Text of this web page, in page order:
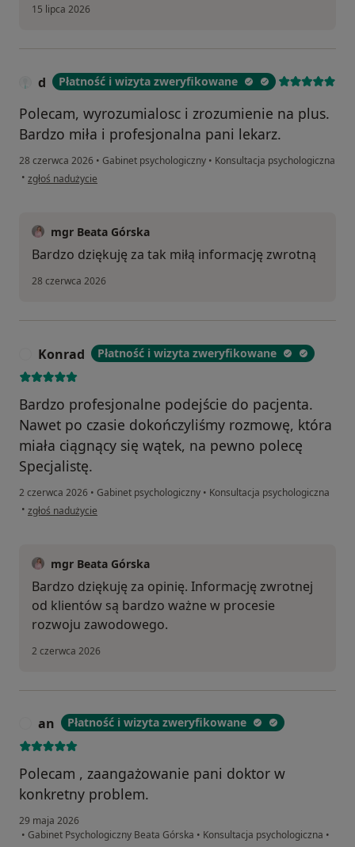
15 lipca 2026
d Płatność i wizyta zweryfikowane
Polecam, wyrozumialosc i zrozumienie na plus.
Bardzo miła i profesjonalna pani lekarz.
28 czerwca 2026 • Gabinet psychologiczny • Konsultacja psychologiczna
• w opinii użytkownika d
zgłoś nadużycie
mgr Beata Górska
Bardzo dziękuję za tak miłą informację zwrotną
28 czerwca 2026
Konrad Płatność i wizyta zweryfikowane
Bardzo profesjonalne podejście do pacjenta.
Nawet po czasie dokończyliśmy rozmowę, która
miała ciągnący się wątek, na pewno polecę
Specjalistę.
2 czerwca 2026 • Gabinet psychologiczny • Konsultacja psychologiczna
• w opinii użytkownika Konrad
zgłoś nadużycie
mgr Beata Górska
Bardzo dziękuję za opinię. Informację zwrotnej
od klientów są bardzo ważne w procesie
rozwoju zawodowego.
2 czerwca 2026
an Płatność i wizyta zweryfikowane
Polecam , zaangażowanie pani doktor w
konkretny problem.
29 maja 2026
• Gabinet Psychologiczny Beata Górska • Konsultacja psychologiczna •